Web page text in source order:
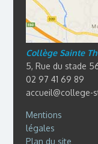
Collège Sainte
5, Rue du stade
02 97 41 69 89
accueil@college-
Mentions
légales
Plan du site